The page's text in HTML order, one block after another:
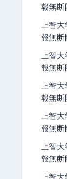
報無
上智
報無
上智
報無
上智
報無断
上智
報無
上智
報無
上智